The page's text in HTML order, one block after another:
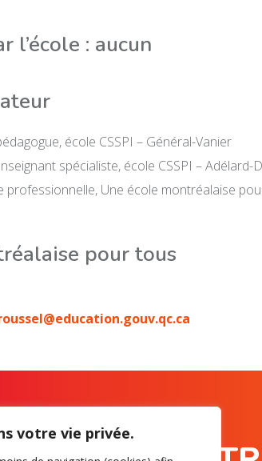
votre vie privée.
l’école : aucun
école CSSPI – Général-Vanier
spécialiste, école CSSPI – Adélard-
professionnelle, Une école montréalaise
pour tous